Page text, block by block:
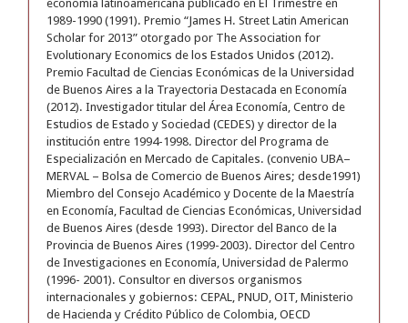
economía latinoamericana publicado en El Trimestre en
1989-1990 (1991). Premio “James H. Street Latin American
Scholar for 2013” otorgado por The Association for
Evolutionary Economics de los Estados Unidos (2012).
Premio Facultad de Ciencias Económicas de la Universidad
de Buenos Aires a la Trayectoria Destacada en Economía
(2012). Investigador titular del Área Economía, Centro de
Estudios de Estado y Sociedad (CEDES) y director de la
institución entre 1994-1998. Director del Programa de
Especialización en Mercado de Capitales. (convenio UBA–
MERVAL – Bolsa de Comercio de Buenos Aires; desde1991)
Miembro del Consejo Académico y Docente de la Maestría
en Economía, Facultad de Ciencias Económicas, Universidad
de Buenos Aires (desde 1993). Director del Banco de la
Provincia de Buenos Aires (1999-2003). Director del Centro
de Investigaciones en Economía, Universidad de Palermo
(1996- 2001). Consultor en diversos organismos
internacionales y gobiernos: CEPAL, PNUD, OIT, Ministerio
de Hacienda y Crédito Público de Colombia, OECD